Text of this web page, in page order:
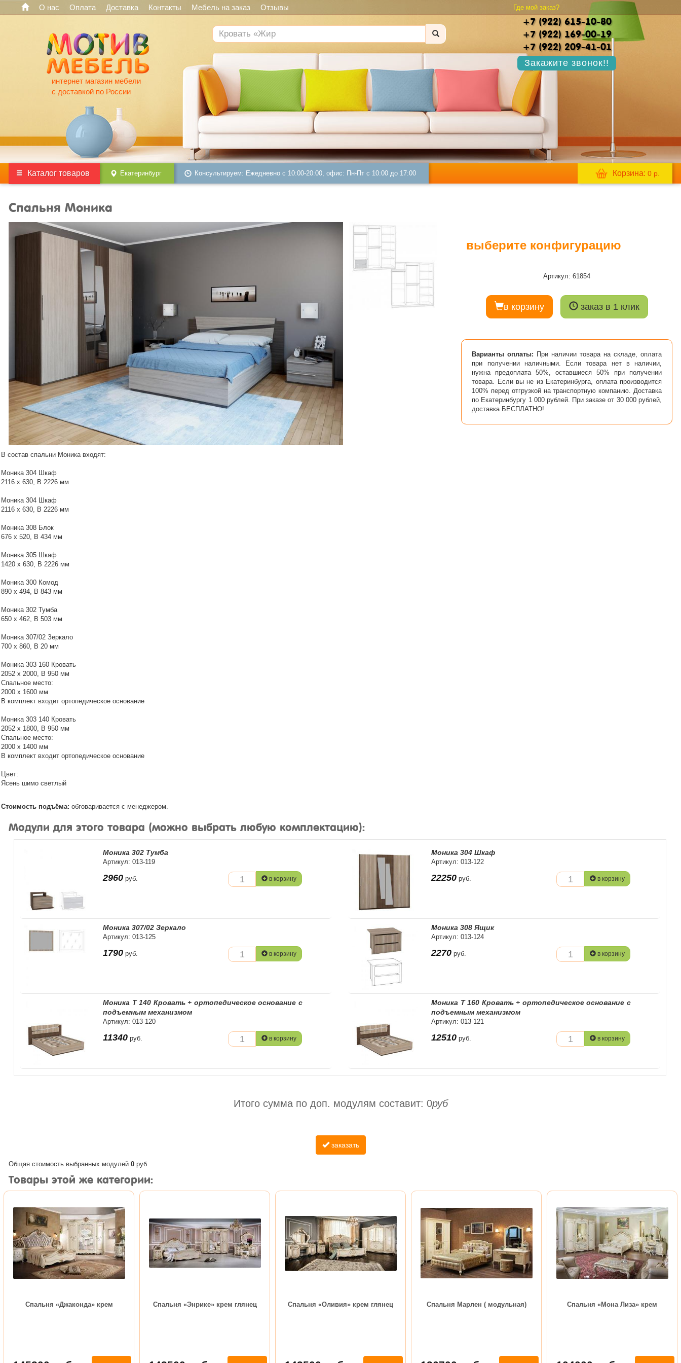
О нас Оплата Доставка Контакты Мебель на заказ Отзывы Где мой заказ?
интернет магазин мебели
с доставкой по России
+7 (922) 615-10-80
+7 (922) 169-00-19
+7 (922) 209-41-01
Закажите звонок!!
Каталог товаров Екатеринбург Консультируем: Ежедневно с 10:00-20:00, офис: Пн-Пт с 10:00 до 17:00 Корзина: 0 р.
Спальня Моника
выберите конфигурацию
Артикул: 61854
в корзину заказ в 1 клик
Варианты оплаты: При наличии товара на складе, оплата
при получении наличными. Если товара нет в наличии,
нужна предоплата 50%, оставшиеся 50% при получении
товара. Если вы не из Екатеринбурга, оплата производится
100% перед отгрузкой на транспортную компанию. Доставка
по Екатеринбургу 1 000 рублей. При заказе от 30 000 рублей,
доставка БЕСПЛАТНО!
В состав спальни Моника входят:
Моника 304 Шкаф
2116 х 630, В 2226 мм
Моника 304 Шкаф
2116 х 630, В 2226 мм
Моника 308 Блок
676 х 520, В 434 мм
Моника 305 Шкаф
1420 х 630, В 2226 мм
Моника 300 Комод
890 х 494, В 843 мм
Моника 302 Тумба
650 х 462, В 503 мм
Моника 307/02 Зеркало
700 х 860, В 20 мм
Моника 303 160 Кровать
2052 х 2000, В 950 мм
Спальное место:
2000 х 1600 мм
В комплект входит ортопедическое основание
Моника 303 140 Кровать
2052 х 1800, В 950 мм
Спальное место:
2000 х 1400 мм
В комплект входит ортопедическое основание
Цвет:
Ясень шимо светлый
Стоимость подъёма: обговаривается с менеджером.
Модули для этого товара (можно выбрать любую комплектацию):
Моника 302 Тумба
Артикул: 013-119
2960 руб. в корзину
Моника 304 Шкаф
Артикул: 013-122
22250 руб. в корзину
Моника 307/02 Зеркало
Артикул: 013-125
1790 руб. в корзину
Моника 308 Ящик
Артикул: 013-124
2270 руб. в корзину
Моника Т 140 Кровать + ортопедическое основание с
подъемным механизмом
Артикул: 013-120
11340 руб. в корзину
Моника Т 160 Кровать + ортопедическое основание с
подъемным механизмом
Артикул: 013-121
12510 руб. в корзину
Итого сумма по доп. модулям составит: 0руб
заказать
Общая стоимость выбранных модулей 0 руб
Товары этой же категории:
Спальня «Джаконда» крем Спальня «Энрике» крем глянец Спальня «Оливия» крем глянец Спальня Марлен ( модульная) Спальня «Мона Лиза» крем